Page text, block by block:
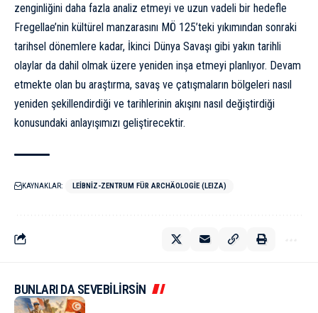
zenginliğini daha fazla analiz etmeyi ve uzun vadeli bir hedefle
Fregellae’nin kültürel manzarasını MÖ 125’teki yıkımından sonraki
tarihsel dönemlere kadar, İkinci Dünya Savaşı gibi yakın tarihli
olaylar da dahil olmak üzere yeniden inşa etmeyi planlıyor. Devam
etmekte olan bu araştırma, savaş ve çatışmaların bölgeleri nasıl
yeniden şekillendirdiği ve tarihlerinin akışını nasıl değiştirdiği
konusundaki anlayışımızı geliştirecektir.
KAYNAKLAR: LEIBNIZ-ZENTRUM FÜR ARCHÄOLOGIE (LEIZA)
BUNLARI DA SEVEBİLİRSİN
KÜLTÜR